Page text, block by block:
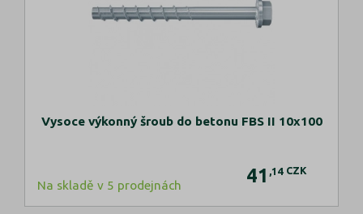
Vysoce výkonný šroub do betonu FBS II 10x100
Na skladě v 5 prodejnách 41 ,14 CZK